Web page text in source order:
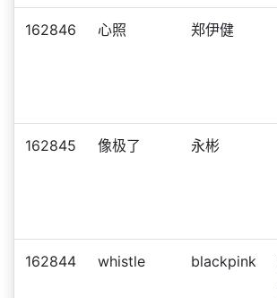
162846 心照 郑伊健
162845 像极了 永彬
162844 whistle blackpink